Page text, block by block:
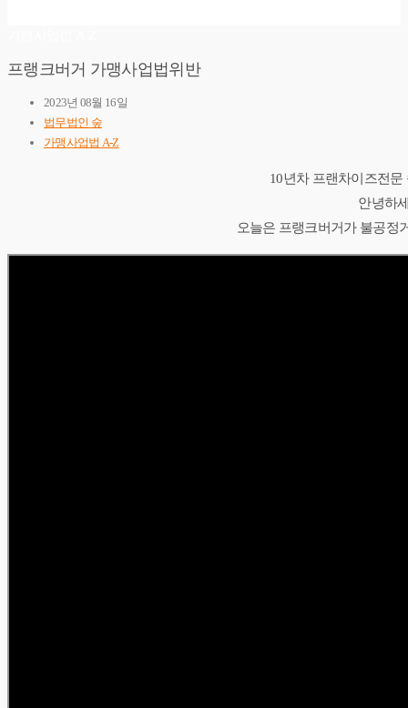
프랭크버거 가맹사업법위반
2023년 08월 16일
법무법인 숲
가맹사업법 A-Z
10년차 프랜차이즈전
안녕하
오늘은 프랭크버거가 불공정